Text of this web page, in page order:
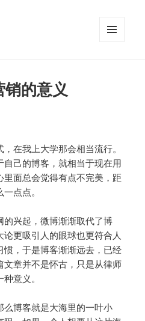
销的意义
在我上大学那会相当流行。
己的博客，就相当于现在用
面总会觉得有点不完美，距
点点。
兴起，微博渐渐取代了博
更吸引人的眼球也更符合人
，于是博客渐渐远去，已经
章并不是怀古，只是从律师
意义。
博客就是大海里的一叶小